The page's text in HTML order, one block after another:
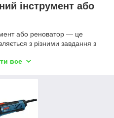
інструмент або
або реноватор ― це
з різними завдання з
і іншу подібну
за низькими цінами купити
виконання поставлених
все